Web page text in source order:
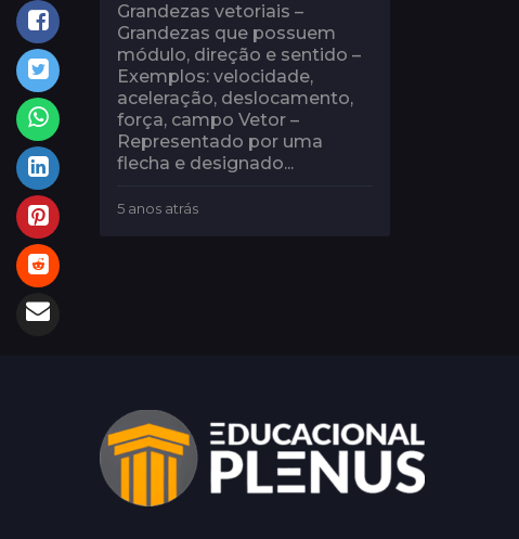
Grandezas vetoriais –
Grandezas que possuem
módulo, direção e sentido –
Exemplos: velocidade,
aceleração, deslocamento,
força, campo Vetor –
Representado por uma
flecha e designado...
5 anos atrás